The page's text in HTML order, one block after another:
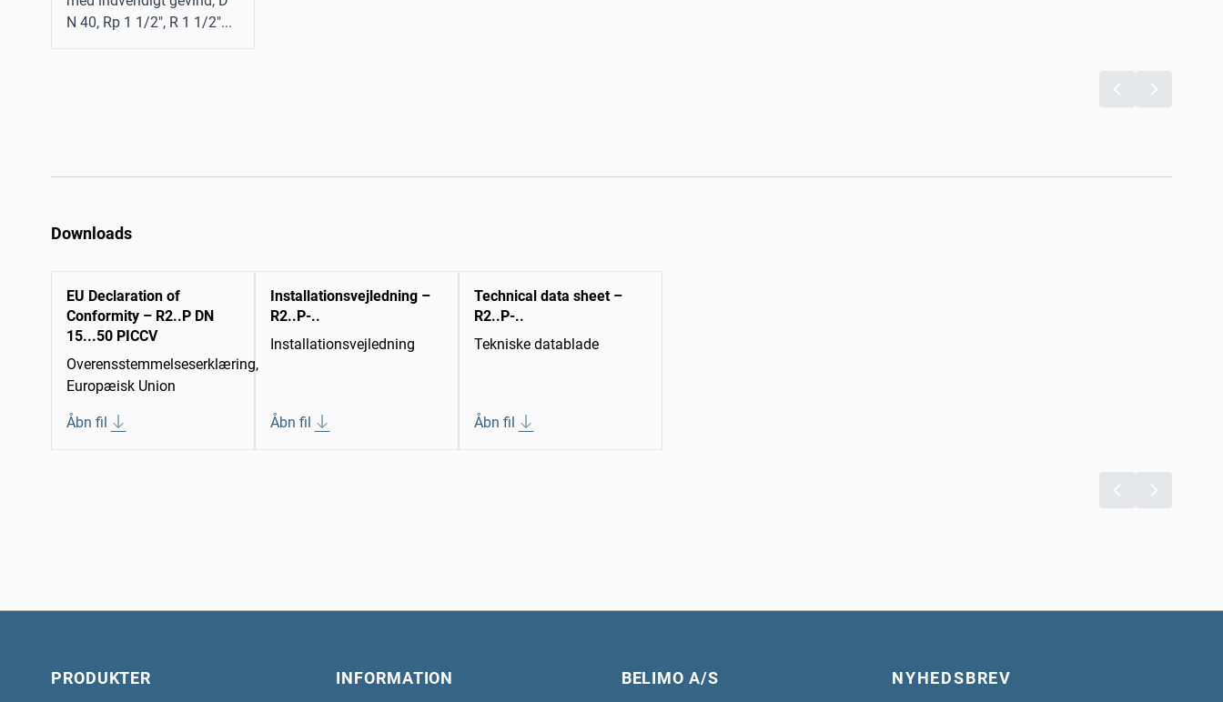
N 40, Rp 1 1/2", R 1 1/2"...
Downloads
EU Declaration of
Conformity – R2..P DN
15...50 PICCV
Overensstemmelseserklæring,
Europæisk Union
Åbn fil
Installationsvejledning –
R2..P-..
Installationsvejledning
Åbn fil
Technical data sheet –
R2..P-..
Tekniske datablade
Åbn fil
PRODUKTER INFORMATION BELIMO A/S NYHEDSBREV